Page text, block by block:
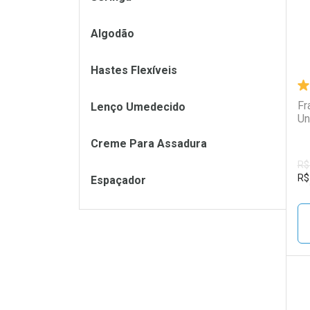
R$
Algodão
Hastes Flexíveis
Lenço Umedecido
Creme Para Assadura
Espaçador